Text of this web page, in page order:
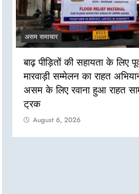
असम समाचार
बाढ़ पीड़ितों की सहायता के लिए
मारवाड़ी सम्मेलन का राहत
असम के लिए रवाना हुआ राहत
ट्रक
August 6, 2026